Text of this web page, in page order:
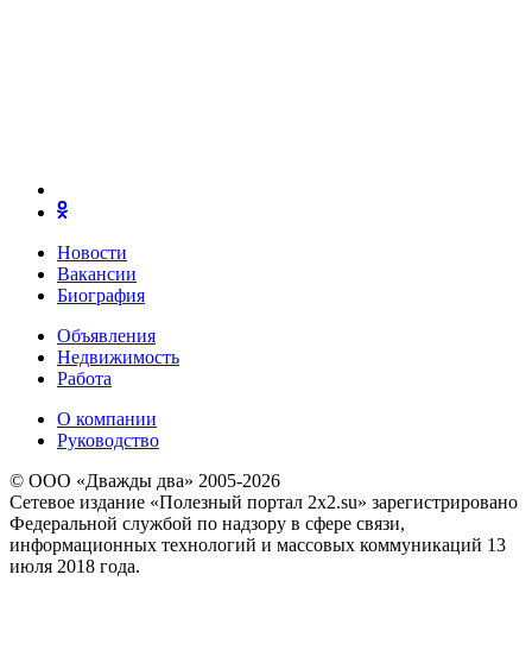
Новости
Вакансии
Биография
Объявления
Недвижимость
Работа
О компании
Руководство
© ООО «Дважды два» 2005-2026
Сетевое издание «Полезный портал 2x2.su» зарегистрировано
Федеральной службой по надзору в сфере связи,
информационных технологий и массовых коммуникаций 13
июля 2018 года.